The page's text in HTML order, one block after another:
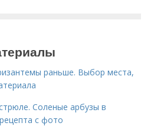
раньше. Выбор места,
Соленые арбузы в
с фото